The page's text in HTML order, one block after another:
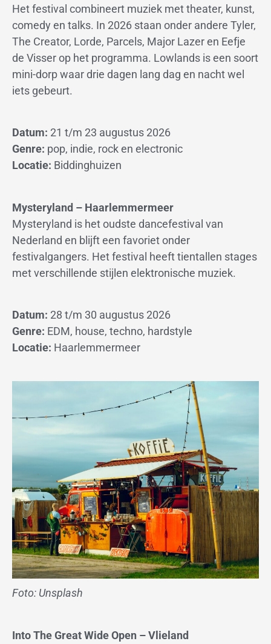
Het festival combineert muziek met theater, kunst,
comedy en talks. In 2026 staan onder andere Tyler,
The Creator, Lorde, Parcels, Major Lazer en Eefje
de Visser op het programma. Lowlands is een soort
mini-dorp waar drie dagen lang dag en nacht wel
iets gebeurt.
Datum: 21 t/m 23 augustus 2026
Genre: pop, indie, rock en electronic
Locatie: Biddinghuizen
Mysteryland – Haarlemmermeer
Mysteryland is het oudste dancefestival van
Nederland en blijft een favoriet onder
festivalgangers. Het festival heeft tientallen stages
met verschillende stijlen elektronische muziek.
Datum: 28 t/m 30 augustus 2026
Genre: EDM, house, techno, hardstyle
Locatie: Haarlemmermeer
Foto: Unsplash
Into The Great Wide Open – Vlieland